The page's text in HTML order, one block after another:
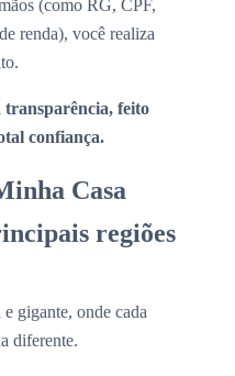
(como RG, CPF,
renda), você realiza
transparência, feito
confiança.
Casa
regiões
gigante, onde cada
diferente.